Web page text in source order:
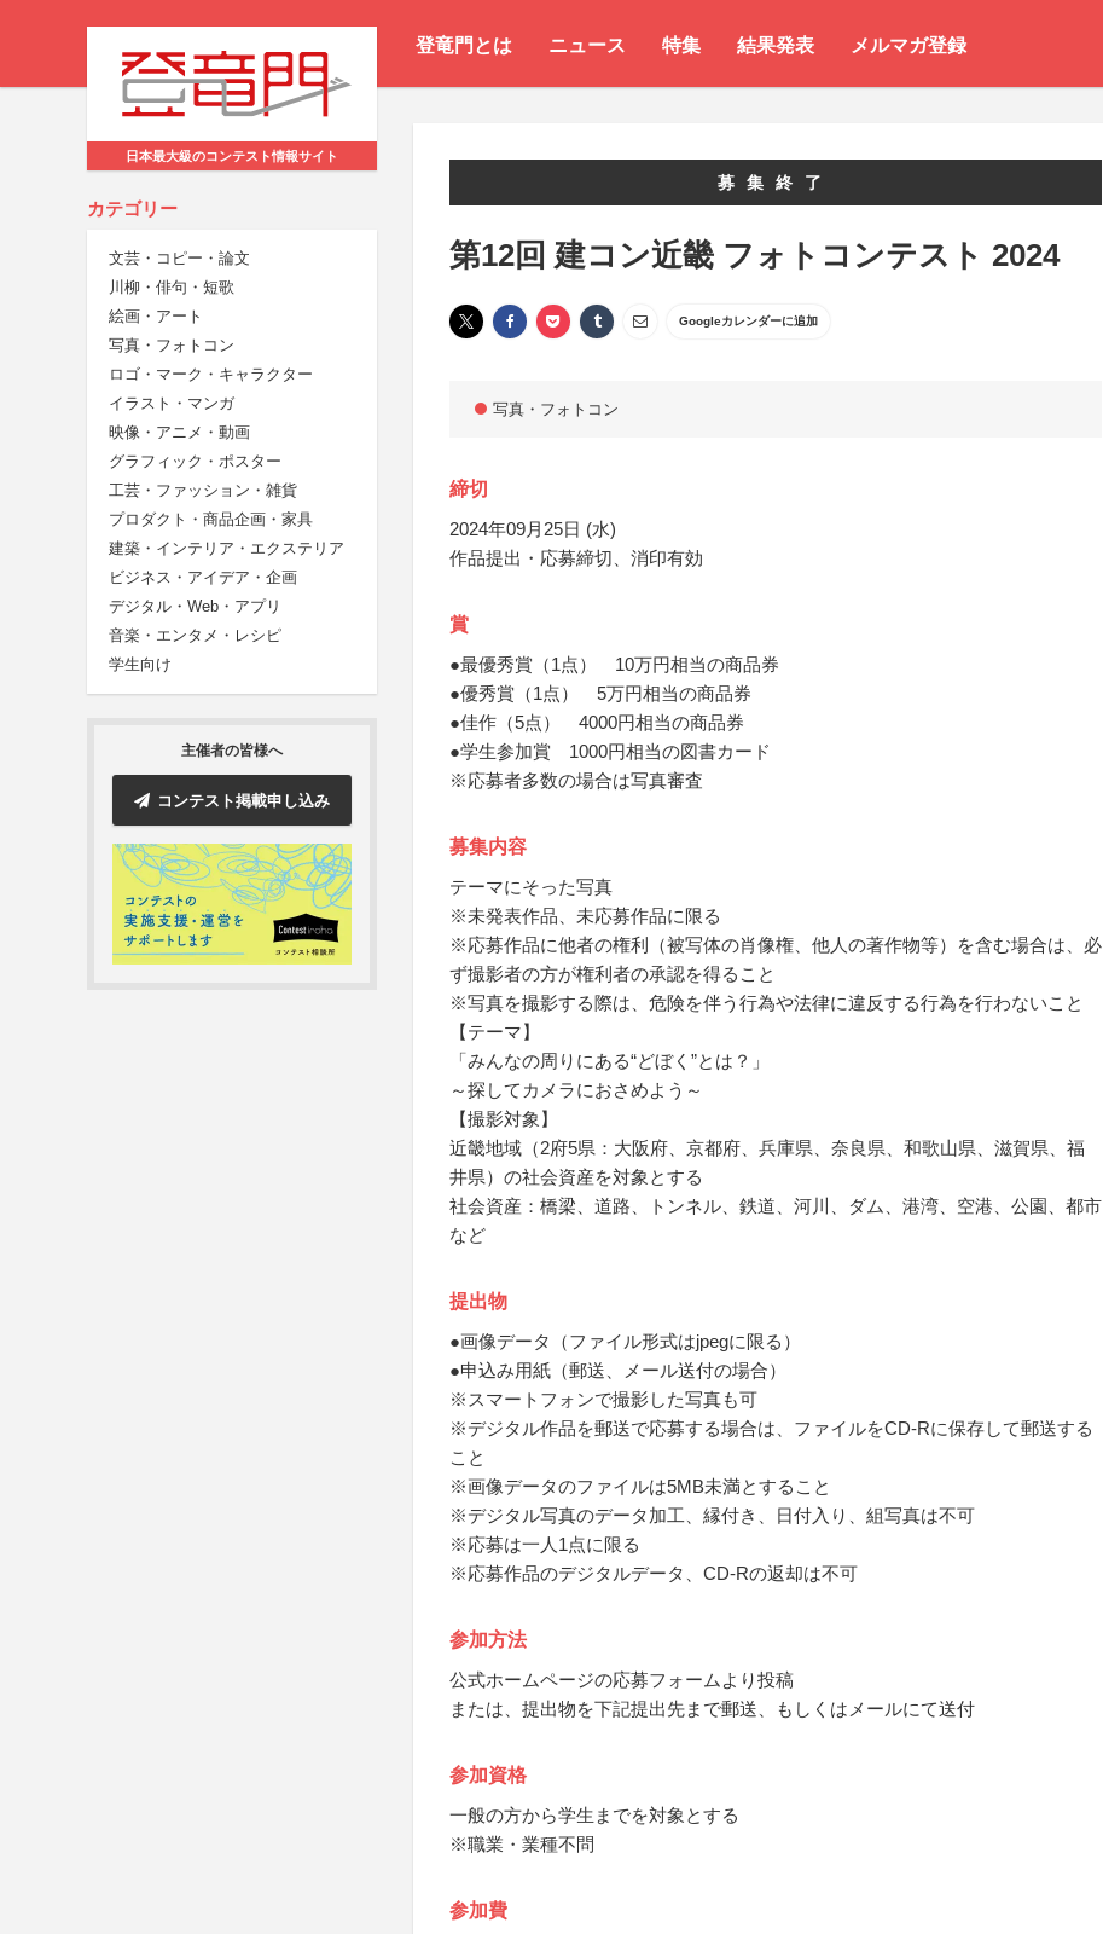
登竜門とは ニュース 特集 結果発表 メルマガ登録
日本最大級のコンテスト情報サイト
カテゴリー
文芸・コピー・論文
川柳・俳句・短歌
絵画・アート
写真・フォトコン
ロゴ・マーク・キャラクター
イラスト・マンガ
映像・アニメ・動画
グラフィック・ポスター
工芸・ファッション・雑貨
プロダクト・商品企画・家具
建築・インテリア・エクステリア
ビジネス・アイデア・企画
デジタル・Web・アプリ
音楽・エンタメ・レシピ
学生向け
主催者の皆様へ
コンテスト掲載申し込み
募集終了
第12回 建コン近畿 フォトコンテスト 2024
Googleカレンダーに追加
写真・フォトコン
締切
2024年09月25日 (水)
作品提出・応募締切、消印有効
賞
●最優秀賞（1点） 10万円相当の商品券
●優秀賞（1点） 5万円相当の商品券
●佳作（5点） 4000円相当の商品券
●学生参加賞 1000円相当の図書カード
※応募者多数の場合は写真審査
募集内容
テーマにそった写真
※未発表作品、未応募作品に限る
※応募作品に他者の権利（被写体の肖像権、他人の著作物等）を含む場合は、必
ず撮影者の方が権利者の承認を得ること
※写真を撮影する際は、危険を伴う行為や法律に違反する行為を行わないこと
【テーマ】
「みんなの周りにある“どぼく”とは？」
～探してカメラにおさめよう～
【撮影対象】
近畿地域（2府5県：大阪府、京都府、兵庫県、奈良県、和歌山県、滋賀県、福
井県）の社会資産を対象とする
社会資産：橋梁、道路、トンネル、鉄道、河川、ダム、港湾、空港、公園、都市
など
提出物
●画像データ（ファイル形式はjpegに限る）
●申込み用紙（郵送、メール送付の場合）
※スマートフォンで撮影した写真も可
※デジタル作品を郵送で応募する場合は、ファイルをCD-Rに保存して郵送する
こと
※画像データのファイルは5MB未満とすること
※デジタル写真のデータ加工、縁付き、日付入り、組写真は不可
※応募は一人1点に限る
※応募作品のデジタルデータ、CD-Rの返却は不可
参加方法
公式ホームページの応募フォームより投稿
または、提出物を下記提出先まで郵送、もしくはメールにて送付
参加資格
一般の方から学生までを対象とする
※職業・業種不問
参加費